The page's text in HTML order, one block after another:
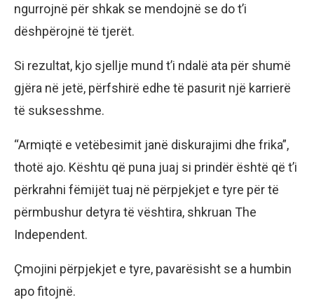
ngurrojnë për shkak se mendojnë se do t’i
dëshpërojnë të tjerët.
Si rezultat, kjo sjellje mund t’i ndalë ata për shumë
gjëra në jetë, përfshirë edhe të pasurit një karrierë
të suksesshme.
“Armiqtë e vetëbesimit janë diskurajimi dhe frika”,
thotë ajo. Kështu që puna juaj si prindër është që t’i
përkrahni fëmijët tuaj në përpjekjet e tyre për të
përmbushur detyra të vështira, shkruan The
Independent.
Çmojini përpjekjet e tyre, pavarësisht se a humbin
apo fitojnë.